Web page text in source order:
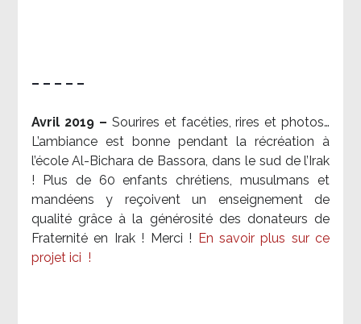
– – – – –
Avril 2019 – Sourires et facéties, rires et photos…
L’ambiance est bonne pendant la récréation à
l’école Al-Bichara de Bassora, dans le sud de l’Irak
! Plus de 60 enfants chrétiens, musulmans et
mandéens y reçoivent un enseignement de
qualité grâce à la générosité des donateurs de
Fraternité en Irak ! Merci !
En savoir plus sur ce
projet ici !